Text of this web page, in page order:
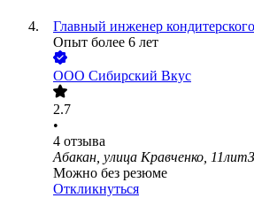
Главный инженер
Опыт более 6 лет
ООО Сибирский Вкус
2.7
•
4 отзыва
Абакан, улица Кравченко, 11литЗ
Можно без резюме
Откликнуться